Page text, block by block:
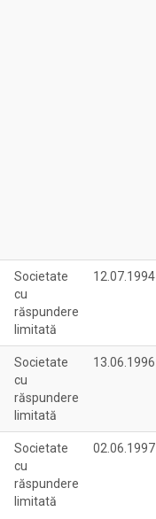
Societate
cu
răspundere
limitată
12.07.1994
Societate
cu
răspundere
limitată
13.06.1996
Societate
cu
răspundere
limitată
02.06.1997